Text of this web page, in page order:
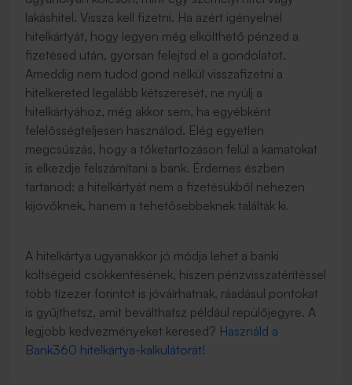
lakáshitel. Vissza kell fizetni. Ha azért igényelnél
hitelkártyát, hogy legyen még elkölthető pénzed a
fizetésed után, gyorsan felejtsd el a gondolatot.
Ameddig nem tudod gond nélkül visszafizetni a
hitelkereted legalább kétszeresét, ne nyúlj a
hitelkártyához, még akkor sem, ha egyébként
felelősségteljesen használod. Elég egyetlen
megcsúszás, hogy a tőketartozáson felül a kamatokat
is elkezdje felszámítani a bank. Érdemes észben
tartanod: a hitelkártyát nem a fizetésükből nehezen
kijövőknek, hanem a tehetősebbeknek találták ki.
A hitelkártya ugyanakkor jó módja lehet a banki
költségeid csökkentésének, hiszen pénzvisszatérítéssel
több tízezer forintot is jóváírhatnak, ráadásul pontokat
is gyűjthetsz, amit beválthatsz például repülőjegyre. A
legjobb kedvezményeket keresed? Használd a
Bank360 hitelkártya-kalkulátorát!